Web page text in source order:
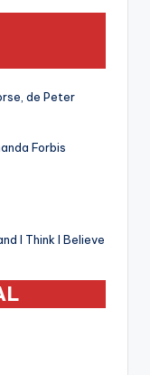
de Peter
Forbis
I Think I Believe